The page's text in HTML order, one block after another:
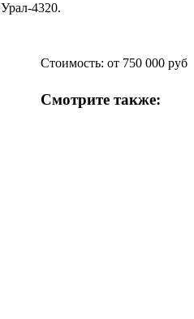
Урал-4320.
Стоимость: от 750 000 руб
Смотрите также: